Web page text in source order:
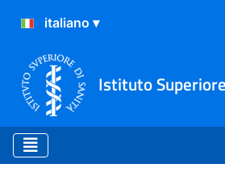
Istituto